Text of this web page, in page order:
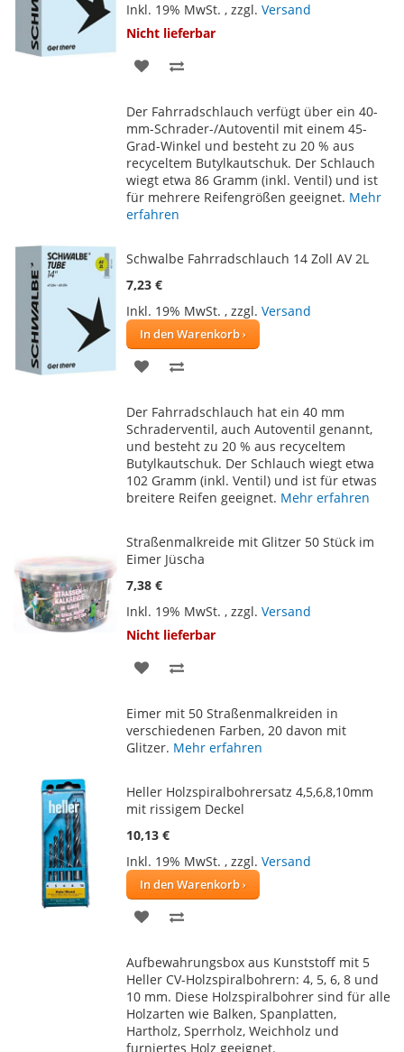
Inkl. 19% MwSt. , zzgl. Versand
Nicht lieferbar
ZUR
HINZUFÜGEN
HINZUFÜGEN
Der Fahrradschlauch verfügt über ein 40-
mm-Schrader-/Autoventil mit einem 45-
Grad-Winkel und besteht zu 20 % aus
recyceltem Butylkautschuk. Der Schlauch
wiegt etwa 86 Gramm (inkl. Ventil) und ist
für mehrere Reifengrößen geeignet. Mehr
erfahren
Schwalbe Fahrradschlauch 14 Zoll AV 2L
7,23 €
Inkl. 19% MwSt. , zzgl. Versand
In den Warenkorb
ZUR
HINZUFÜGEN
HINZUFÜGEN
Der Fahrradschlauch hat ein 40 mm
Schraderventil, auch Autoventil genannt,
und besteht zu 20 % aus recyceltem
Butylkautschuk. Der Schlauch wiegt etwa
102 Gramm (inkl. Ventil) und ist für etwas
breitere Reifen geeignet. Mehr erfahren
Straßenmalkreide mit Glitzer 50 Stück im
Eimer Jüscha
7,38 €
Inkl. 19% MwSt. , zzgl. Versand
Nicht lieferbar
ZUR
HINZUFÜGEN
HINZUFÜGEN
Eimer mit 50 Straßenmalkreiden in
verschiedenen Farben, 20 davon mit
Glitzer. Mehr erfahren
Heller Holzspiralbohrersatz 4,5,6,8,10mm
mit rissigem Deckel
10,13 €
Inkl. 19% MwSt. , zzgl. Versand
In den Warenkorb
ZUR
HINZUFÜGEN
HINZUFÜGEN
Aufbewahrungsbox aus Kunststoff mit 5
Heller CV-Holzspiralbohrern: 4, 5, 6, 8 und
10 mm. Diese Holzspiralbohrer sind für alle
Holzarten wie Balken, Spanplatten,
Hartholz, Sperrholz, Weichholz und
furniertes Holz geeignet.